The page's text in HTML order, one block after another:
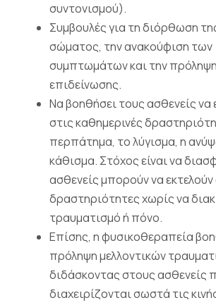
συντονισμού).
Συμβουλές για τη διόρθωση
σώματος, την ανακούφιση των
συμπτωμάτων και την
επιδείνωσης.
Να βοηθήσει τους ασθενείς
στις καθημερινές
περπάτημα, το λύγισμα, η
κάθισμα. Στόχος είναι να
ασθενείς μπορούν να εκτελούν
δραστηριότητες χωρίς να
τραυματισμό ή πόνο.
Επίσης, η φυσικοθεραπεία
πρόληψη μελλοντικών
διδάσκοντας στους ασθενείς
διαχειρίζονται σωστά τις